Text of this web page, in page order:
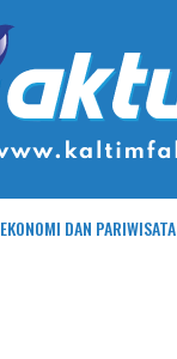
EKONOMI DAN PARIWISATA